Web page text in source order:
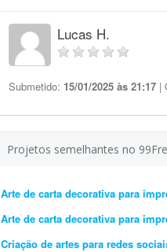
Lucas H.
Submetido: 15/01/2025 às 21:17 |
Projetos semelhantes no
Arte de carta decorativa para
Arte de carta decorativa para
Criação de artes para redes